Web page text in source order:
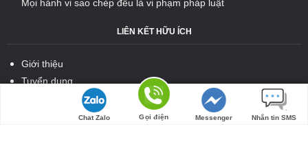
Mọi hành vi sao chép đều là vi phạm pháp luật
LIÊN KẾT HỮU ÍCH
Giới thiệu
Tuyển dụng
Chính sách bảo hành
Hướng dẫn mua hàng
Chat Zalo Gọi điện Messenger Nhắn tin SMS